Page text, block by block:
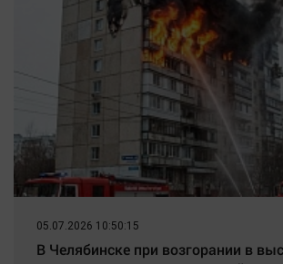
05.07.2026 10:50:15
В Челябинске при возгорании в